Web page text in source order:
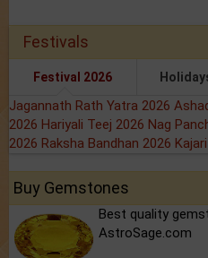
Festivals
Festival 2026
Jagannath Rath Yatra 2026
2026 Hariyali Teej 2026 Nag
2026 Raksha Bandhan 2026
Buy Gemstones
Best quality
AstroSage.com